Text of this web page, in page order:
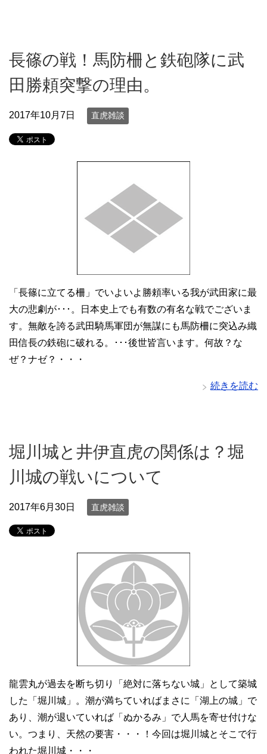
長篠の戦！馬防柵と鉄砲隊に武
田勝頼突撃の理由。
2017年10月7日 直虎雑談
「長篠に立てる柵」でいよいよ勝頼率いる我が武田家に最
大の悲劇が･･･。日本史上でも有数の有名な戦でございま
す。無敵を誇る武田騎馬軍団が無謀にも馬防柵に突込み織
田信長の鉄砲に破れる。･･･後世皆言います。何故？な
ぜ？ナゼ？・・・
続きを読む
堀川城と井伊直虎の関係は？堀
川城の戦いについて
2017年6月30日 直虎雑談
龍雲丸が過去を断ち切り「絶対に落ちない城」として築城
した「堀川城」。潮が満ちていればまさに「湖上の城」で
あり、潮が退いていれば「ぬかるみ」で人馬を寄せ付けな
い。つまり、天然の要害・・・！今回は堀川城とそこで行
われた堀川城・・・